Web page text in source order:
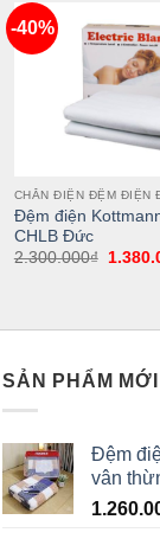
-40%
CHĂN ĐIỆN ĐỆM ĐIỆN
Đệm điện
CHLB Đức
2.300.000₫
SẢN PHẨM
Đệm
vân